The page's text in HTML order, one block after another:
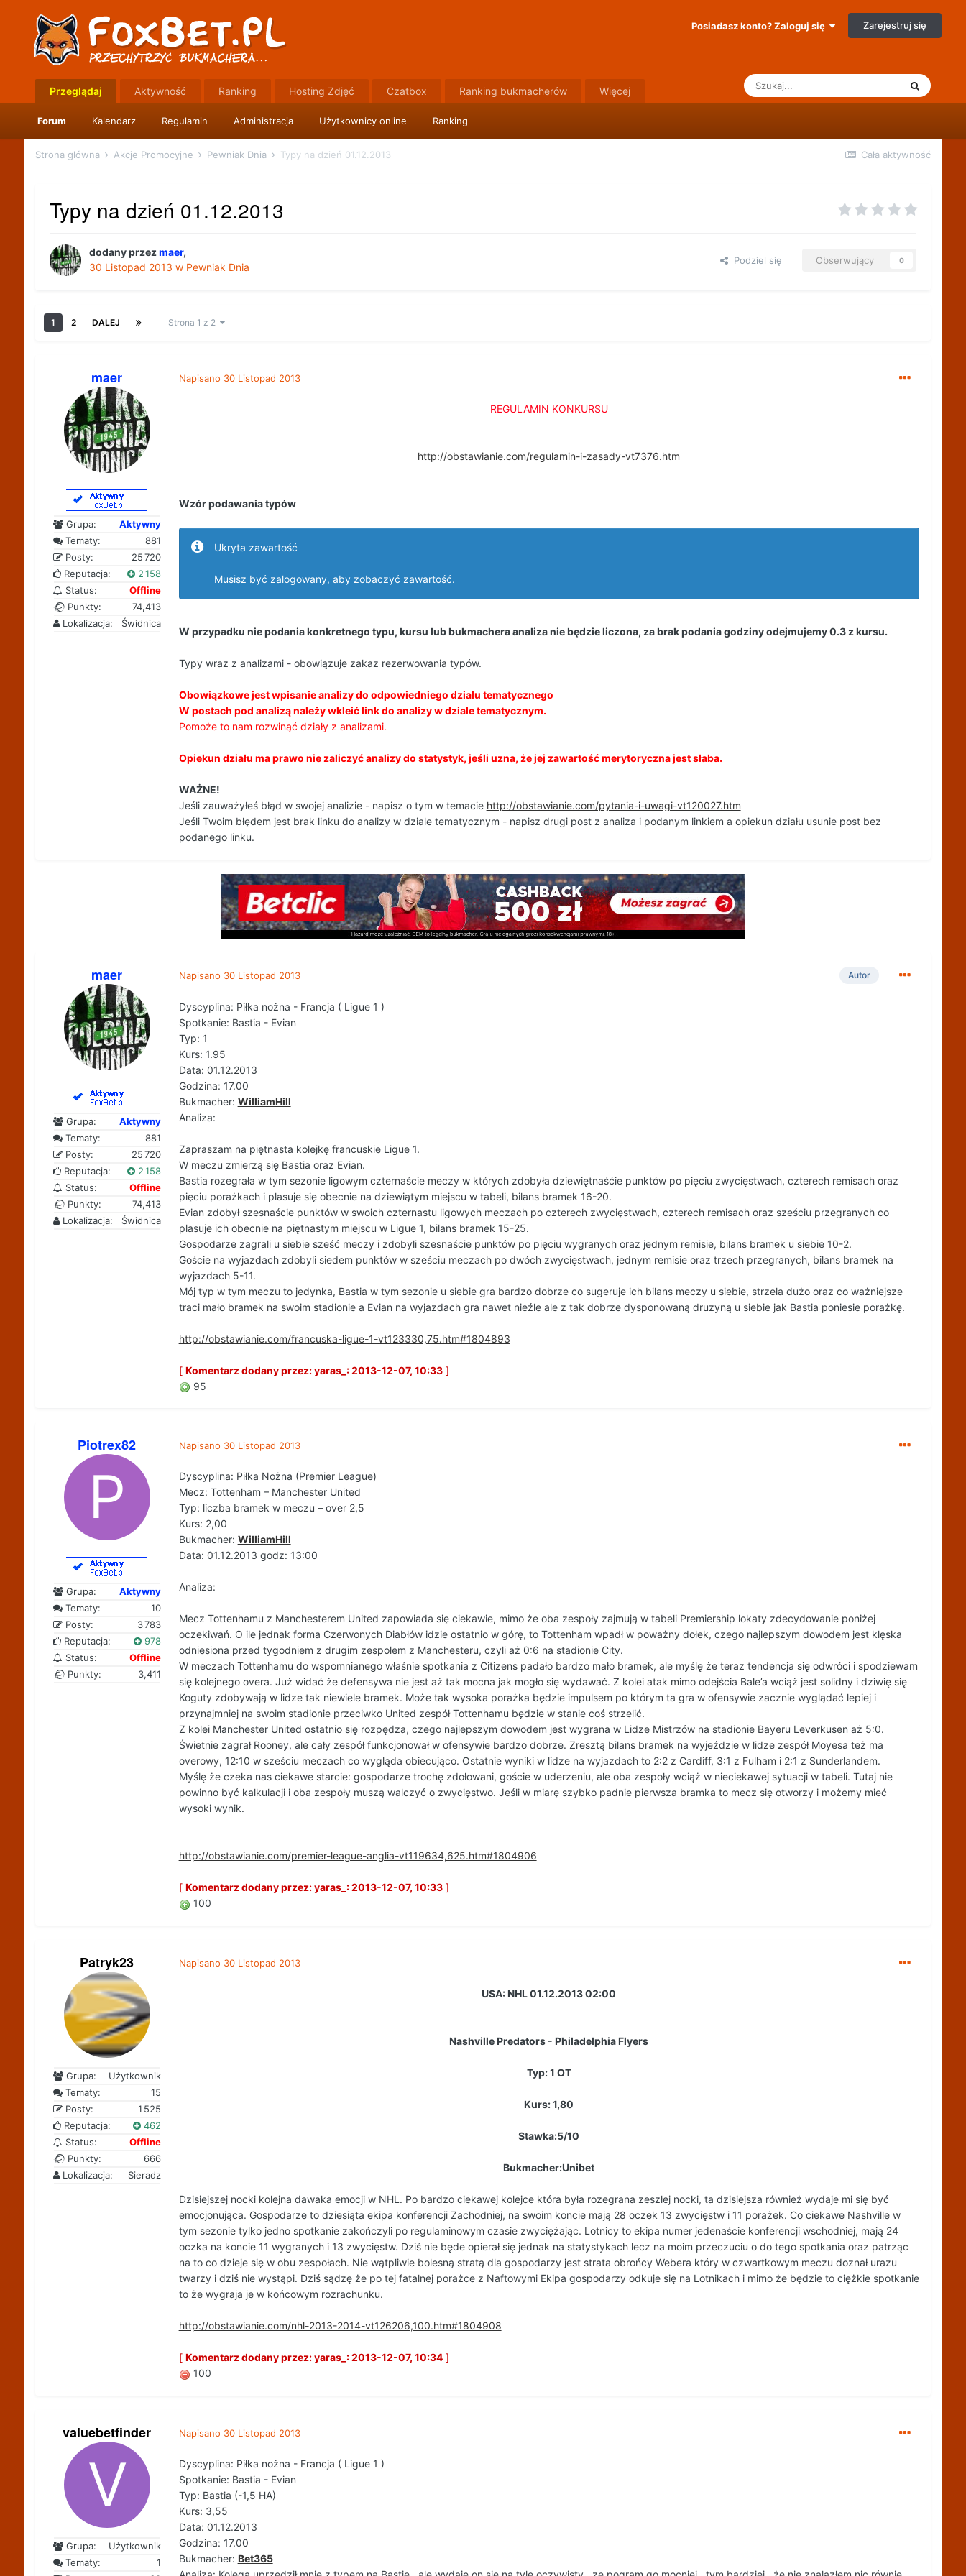
Posiadasz konto? Zaloguj się Zarejestruj się
Przeglądaj
Forum Kalendarz Regulamin Administracja Użytkownicy online Ranking
Aktywność Ranking Hosting Zdjęć Czatbox Ranking bukmacherów Więcej
Cała aktywność
Strona główna Akcje Promocyjne Pewniak Dnia Typy na dzień 01.12.2013
Typy na dzień 01.12.2013
dodany przezmaer,
30 Listopad 2013 w Pewniak Dnia
Podziel się Obserwujący 0
1 2 DALEJ Strona 1 z 2
maer
Grupa:
Aktywny
Tematy:
881
Posty:
25 720
Reputacja:
2 158
Status:
Offline
Punkty:
74,413
Lokalizacja:
Świdnica
Napisano 30 Listopad 2013
REGULAMIN KONKURSU
http://obstawianie.com/regulamin-i-zasady-vt7376.htm
Wzór podawania typów
Ukryta zawartość
Musisz być zalogowany, aby zobaczyć zawartość.
W przypadku nie podania konkretnego typu, kursu lub bukmachera analiza nie będzie liczona, za brak podania godziny odejmujemy 0.3 z kursu.
Typy wraz z analizami - obowiązuje zakaz rezerwowania typów.
Obowiązkowe jest wpisanie analizy do odpowiedniego działu tematycznego
W postach pod analizą należy wkleić link do analizy w dziale tematycznym.
Pomoże to nam rozwinąć działy z analizami.
Opiekun działu ma prawo nie zaliczyć analizy do statystyk, jeśli uzna, że jej zawartość merytoryczna jest słaba.
WAŻNE!
Jeśli zauważyłeś błąd w swojej analizie - napisz o tym w temacie http://obstawianie.com/pytania-i-uwagi-vt120027.htm
Jeśli Twoim błędem jest brak linku do analizy w dziale tematycznym - napisz drugi post z analiza i podanym linkiem a opiekun działu usunie post bez
podanego linku.
maer
Grupa:
Aktywny
Tematy:
881
Posty:
25 720
Reputacja:
2 158
Status:
Offline
Punkty:
74,413
Lokalizacja:
Świdnica
Autor
Napisano 30 Listopad 2013
Dyscyplina: Piłka nożna - Francja ( Ligue 1 )
Spotkanie: Bastia - Evian
Typ: 1
Kurs: 1.95
Data: 01.12.2013
Godzina: 17.00
Bukmacher: WilliamHill
Analiza:
Zapraszam na piętnasta kolejkę francuskie Ligue 1.
W meczu zmierzą się Bastia oraz Evian.
Bastia rozegrała w tym sezonie ligowym czternaście meczy w których zdobyła dziewiętnaśćie punktów po pięciu zwycięstwach, czterech remisach oraz
pięciu porażkach i plasuje się obecnie na dziewiątym miejscu w tabeli, bilans bramek 16-20.
Evian zdobył szesnaście punktów w swoich czternastu ligowych meczach po czterech zwycięstwach, czterech remisach oraz sześciu przegranych co
plasuje ich obecnie na piętnastym miejscu w Ligue 1, bilans bramek 15-25.
Gospodarze zagrali u siebie sześć meczy i zdobyli szesnaście punktów po pięciu wygranych oraz jednym remisie, bilans bramek u siebie 10-2.
Goście na wyjazdach zdobyli siedem punktów w sześciu meczach po dwóch zwycięstwach, jednym remisie oraz trzech przegranych, bilans bramek na
wyjazdach 5-11.
Mój typ w tym meczu to jedynka, Bastia w tym sezonie u siebie gra bardzo dobrze co sugeruje ich bilans meczy u siebie, strzela dużo oraz co ważniejsze
traci mało bramek na swoim stadionie a Evian na wyjazdach gra nawet nieźle ale z tak dobrze dysponowaną druzyną u siebie jak Bastia poniesie porażkę.
http://obstawianie.com/francuska-ligue-1-vt123330,75.htm#1804893
[ Komentarz dodany przez: yaras_: 2013-12-07, 10:33]
95
Piotrex82
Grupa:
Aktywny
Tematy:
10
Posty:
3 783
Reputacja:
978
Status:
Offline
Punkty:
3,411
Napisano 30 Listopad 2013
Dyscyplina: Piłka Nożna (Premier League)
Mecz: Tottenham – Manchester United
Typ: liczba bramek w meczu – over 2,5
Kurs: 2,00
Bukmacher: WilliamHill
Data: 01.12.2013 godz: 13:00
Analiza:
Mecz Tottenhamu z Manchesterem United zapowiada się ciekawie, mimo że oba zespoły zajmują w tabeli Premiership lokaty zdecydowanie poniżej
oczekiwań. O ile jednak forma Czerwonych Diabłów idzie ostatnio w górę, to Tottenham wpadł w poważny dołek, czego najlepszym dowodem jest klęska
odniesiona przed tygodniem z drugim zespołem z Manchesteru, czyli aż 0:6 na stadionie City.
W meczach Tottenhamu do wspomnianego właśnie spotkania z Citizens padało bardzo mało bramek, ale myślę że teraz tendencja się odwróci i spodziewam
się kolejnego overa. Już widać że defensywa nie jest aż tak mocna jak mogło się wydawać. Z kolei atak mimo odejścia Bale’a wciąż jest solidny i dziwię się
Koguty zdobywają w lidze tak niewiele bramek. Może tak wysoka porażka będzie impulsem po którym ta gra w ofensywie zacznie wyglądać lepiej i
przynajmniej na swoim stadionie przeciwko United zespół Tottenhamu będzie w stanie coś strzelić.
Z kolei Manchester United ostatnio się rozpędza, czego najlepszym dowodem jest wygrana w Lidze Mistrzów na stadionie Bayeru Leverkusen aż 5:0.
Świetnie zagrał Rooney, ale cały zespół funkcjonował w ofensywie bardzo dobrze. Zresztą bilans bramek na wyjeździe w lidze zespół Moyesa też ma
overowy, 12:10 w sześciu meczach co wygląda obiecująco. Ostatnie wyniki w lidze na wyjazdach to 2:2 z Cardiff, 3:1 z Fulham i 2:1 z Sunderlandem.
Myślę że czeka nas ciekawe starcie: gospodarze trochę zdołowani, goście w uderzeniu, ale oba zespoły wciąż w nieciekawej sytuacji w tabeli. Tutaj nie
powinno być kalkulacji i oba zespoły muszą walczyć o zwycięstwo. Jeśli w miarę szybko padnie pierwsza bramka to mecz się otworzy i możemy mieć
wysoki wynik.
http://obstawianie.com/premier-league-anglia-vt119634,625.htm#1804906
[ Komentarz dodany przez: yaras_: 2013-12-07, 10:33]
100
Patryk23
Grupa:
Użytkownik
Tematy:
15
Posty:
1 525
Reputacja:
462
Status:
Offline
Punkty:
666
Lokalizacja:
Sieradz
Napisano 30 Listopad 2013
USA: NHL 01.12.2013 02:00
Nashville Predators - Philadelphia Flyers
Typ: 1 OT
Kurs: 1,80
Stawka:5/10
Bukmacher:Unibet
Dzisiejszej nocki kolejna dawaka emocji w NHL. Po bardzo ciekawej kolejce która była rozegrana zeszłej nocki, ta dzisiejsza również wydaje mi się być
emocjonująca. Gospodarze to dziesiąta ekipa konferencji Zachodniej, na swoim koncie mają 28 oczek 13 zwycięstw i 11 porażek. Co ciekawe Nashville w
tym sezonie tylko jedno spotkanie zakończyli po regulaminowym czasie zwyciężając. Lotnicy to ekipa numer jedenaście konferencji wschodniej, mają 24
oczka na koncie 11 wygranych i 13 zwycięstw. Dziś nie będe opierał się jednak na statystykach lecz na moim przeczuciu o do tego spotkania oraz patrząc
na to co dzieje się w obu zespołach. Nie wątpliwie bolesną stratą dla gospodarzy jest strata obrońcy Webera który w czwartkowym meczu doznał urazu
twarzy i dziś nie wystąpi. Dziś sądzę że po tej fatalnej porażce z Naftowymi Ekipa gospodarzy odkuje się na Lotnikach i mimo że będzie to ciężkie spotkanie
to że wygraja je w końcowym rozrachunku.
http://obstawianie.com/nhl-2013-2014-vt126206,100.htm#1804908
[ Komentarz dodany przez: yaras_: 2013-12-07, 10:34]
100
valuebetfinder
Grupa:
Użytkownik
Tematy:
1
Napisano 30 Listopad 2013
Dyscyplina: Piłka nożna - Francja ( Ligue 1 )
Spotkanie: Bastia - Evian
Typ: Bastia (-1,5 HA)
Kurs: 3,55
Data: 01.12.2013
Godzina: 17.00
Bukmacher: Bet365